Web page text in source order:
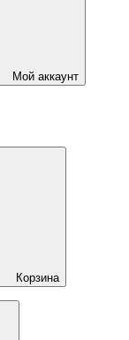
Мой аккаунт
Корзина